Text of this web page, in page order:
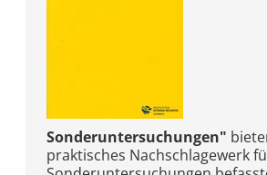
Sonderuntersuchungen"
praktisches Nachschlagewerk